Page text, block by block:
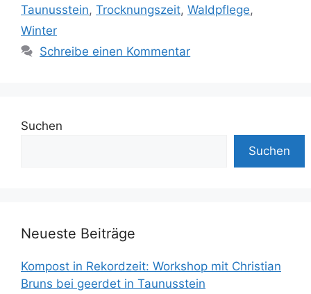
Taunusstein, Trocknungszeit, Waldpflege,
Winter
Schreibe einen Kommentar
Suchen
Suchen
Neueste Beiträge
Kompost in Rekordzeit: Workshop mit Christian
Bruns bei geerdet in Taunusstein